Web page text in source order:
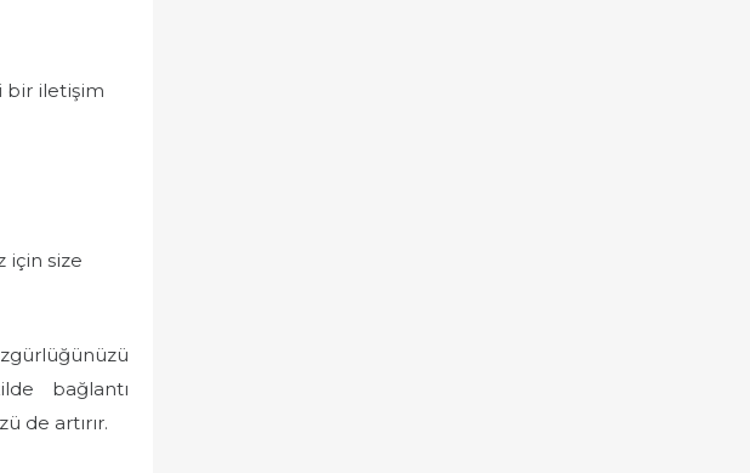
bir iletişim
için size
bağlantı
de artırır.